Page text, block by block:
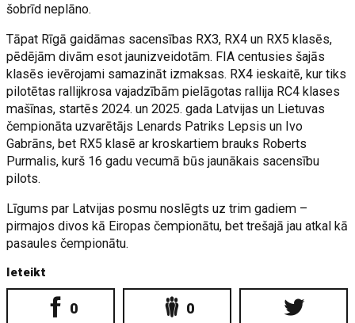
šobrīd neplāno.
Tāpat Rīgā gaidāmas sacensības RX3, RX4 un RX5 klasēs,
pēdējām divām esot jaunizveidotām. FIA centusies šajās
klasēs ievērojami samazināt izmaksas. RX4 ieskaitē, kur tiks
pilotētas rallijkrosa vajadzībām pielāgotas rallija RC4 klases
mašīnas, startēs 2024. un 2025. gada Latvijas un Lietuvas
čempionāta uzvarētājs Lenards Patriks Lepsis un Ivo
Gabrāns, bet RX5 klasē ar kroskartiem brauks Roberts
Purmalis, kurš 16 gadu vecumā būs jaunākais sacensību
pilots.
Līgums par Latvijas posmu noslēgts uz trim gadiem –
pirmajos divos kā Eiropas čempionātu, bet trešajā jau atkal kā
pasaules čempionātu.
Ieteikt
0 0